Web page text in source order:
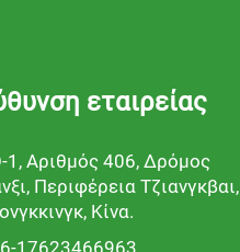
εταιρείας
1, Αριθμός 406, Δρόμος
Περιφέρεια Τζιανγκβαι,
Κίνα.
17623466963